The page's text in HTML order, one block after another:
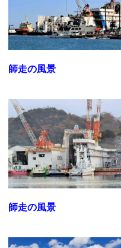
師走の風景
師走の風景